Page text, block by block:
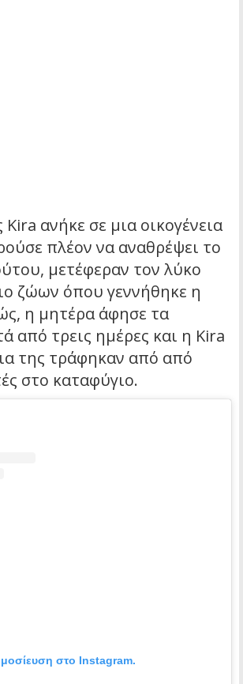
ανήκε σε μια οικογένεια
πλέον να αναθρέψει το
μετέφεραν τον λύκο
ζώων όπου γεννήθηκε η
η μητέρα άφησε τα
από τρεις ημέρες και η Kira
της τράφηκαν από από
στο καταφύγιο.
στο Instagram.